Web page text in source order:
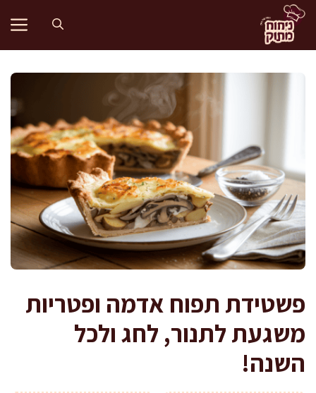
לדלג
לתוכן
פשטידת תפוח אדמה ופטריות
משגעת לתנור, לחג ולכל
השנה!